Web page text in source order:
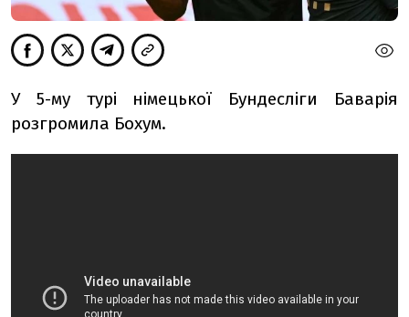
У 5-му турі німецької Бундесліги Баварія
розгромила Бохум.